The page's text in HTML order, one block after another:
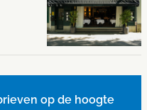
op de hoogte